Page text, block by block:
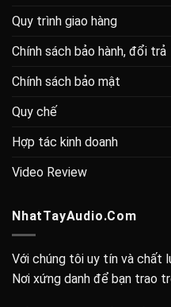
Quy trình giao hàng
Chính sách bảo hành, đổi trả
Chính sách bảo mật
Quy chế
Hợp tác kinh doanh
Video Review
NhatTayAudio.Com
Với chúng tôi uy tín và chất
Nơi xứng danh để bạn trao